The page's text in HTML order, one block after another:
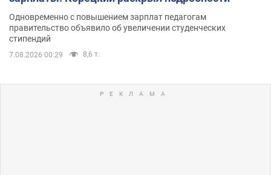
Одновременно с повышением зарплат педагогам
правительство объявило об увеличении студенческих
стипендий
7.08.2026 00:29 8,6 т.